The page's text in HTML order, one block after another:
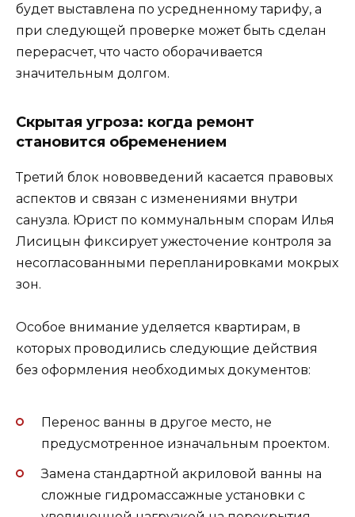
будет выставлена по усредненному тарифу, а
при следующей проверке может быть сделан
перерасчет, что часто оборачивается
значительным долгом.
Скрытая угроза: когда ремонт
становится обременением
Третий блок нововведений касается правовых
аспектов и связан с изменениями внутри
санузла. Юрист по коммунальным спорам Илья
Лисицын фиксирует ужесточение контроля за
несогласованными перепланировками мокрых
зон.
Особое внимание уделяется квартирам, в
которых проводились следующие действия
без оформления необходимых документов:
Перенос ванны в другое место, не
предусмотренное изначальным проектом.
Замена стандартной акриловой ванны на
сложные гидромассажные установки с